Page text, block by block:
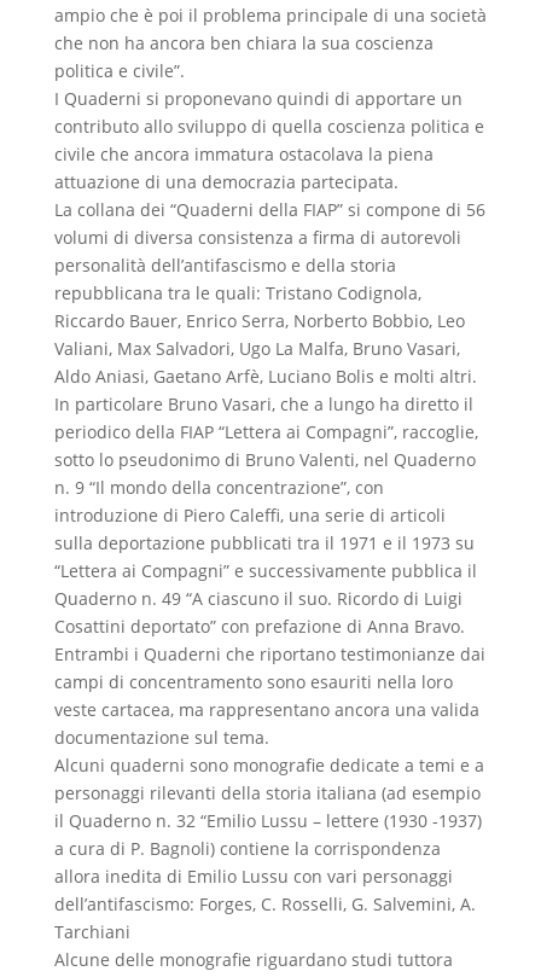
ampio che è poi il problema principale di una società
che non ha ancora ben chiara la sua coscienza
politica e civile”.
I Quaderni si proponevano quindi di apportare un
contributo allo sviluppo di quella coscienza politica e
civile che ancora immatura ostacolava la piena
attuazione di una democrazia partecipata.
La collana dei “Quaderni della FIAP” si compone di 56
volumi di diversa consistenza a firma di autorevoli
personalità dell’antifascismo e della storia
repubblicana tra le quali: Tristano Codignola,
Riccardo Bauer, Enrico Serra, Norberto Bobbio, Leo
Valiani, Max Salvadori, Ugo La Malfa, Bruno Vasari,
Aldo Aniasi, Gaetano Arfè, Luciano Bolis e molti altri.
In particolare Bruno Vasari, che a lungo ha diretto il
periodico della FIAP “Lettera ai Compagni”, raccoglie,
sotto lo pseudonimo di Bruno Valenti, nel Quaderno
n. 9 “Il mondo della concentrazione”, con
introduzione di Piero Caleffi, una serie di articoli
sulla deportazione pubblicati tra il 1971 e il 1973 su
“Lettera ai Compagni” e successivamente pubblica il
Quaderno n. 49 “A ciascuno il suo. Ricordo di Luigi
Cosattini deportato” con prefazione di Anna Bravo.
Entrambi i Quaderni che riportano testimonianze dai
campi di concentramento sono esauriti nella loro
veste cartacea, ma rappresentano ancora una valida
documentazione sul tema.
Alcuni quaderni sono monografie dedicate a temi e a
personaggi rilevanti della storia italiana (ad esempio
il Quaderno n. 32 “Emilio Lussu – lettere (1930 -1937)
a cura di P. Bagnoli) contiene la corrispondenza
allora inedita di Emilio Lussu con vari personaggi
dell’antifascismo: Forges, C. Rosselli, G. Salvemini, A.
Tarchiani
Alcune delle monografie riguardano studi tuttora